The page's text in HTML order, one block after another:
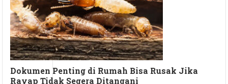
Dokumen Penting di Rumah Bisa Rusak Jika
Rayap Tidak Segera Ditangani